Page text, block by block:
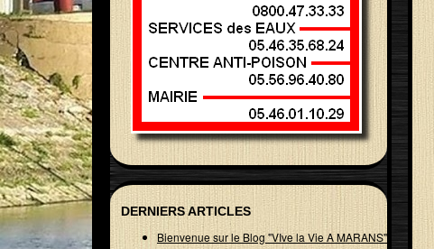
DERNIERS ARTICLES
Bienvenue sur le Blog "VIve la Vie A MARANS"